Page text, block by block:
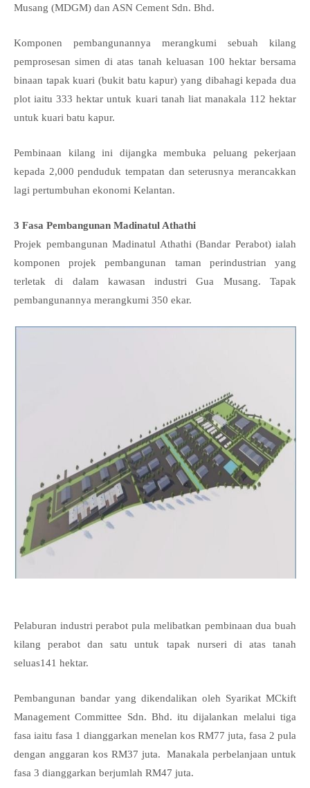
Musang (MDGM) dan ASN Cement Sdn. Bhd.
Komponen pembangunannya merangkumi sebuah kilang
pemprosesan simen di atas tanah keluasan 100 hektar bersama
binaan tapak kuari (bukit batu kapur) yang dibahagi kepada dua
plot iaitu 333 hektar untuk kuari tanah liat manakala 112 hektar
untuk kuari batu kapur.
Pembinaan kilang ini dijangka membuka peluang pekerjaan
kepada 2,000 penduduk tempatan dan seterusnya merancakkan
lagi pertumbuhan ekonomi Kelantan.
3 Fasa Pembangunan Madinatul Athathi
Projek pembangunan Madinatul Athathi (Bandar Perabot) ialah
komponen projek pembangunan taman perindustrian yang
terletak di dalam kawasan industri Gua Musang. Tapak
pembangunannya merangkumi 350 ekar.
Pelaburan industri perabot pula melibatkan pembinaan dua buah
kilang perabot dan satu untuk tapak nurseri di atas tanah
seluas141 hektar.
Pembangunan bandar yang dikendalikan oleh Syarikat MCkift
Management Committee Sdn. Bhd. itu dijalankan melalui tiga
fasa iaitu fasa 1 dianggarkan menelan kos RM77 juta, fasa 2 pula
dengan anggaran kos RM37 juta. Manakala perbelanjaan untuk
fasa 3 dianggarkan berjumlah RM47 juta.